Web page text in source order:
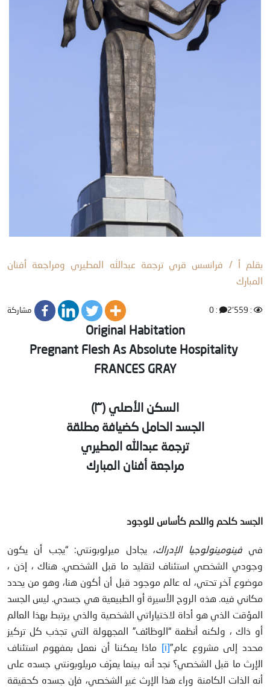
بقلم أ / فرانسس قري ترجمة عبدالله المطيري ومراجعة أفنان
المبارك
: 2٬559 : 0 مشاركة
Original Habitation
Pregnant Flesh As Absolute Hospitality
FRANCES GRAY
السكن الأصلي (٣)
الجسد الحامل كضيافة مطلقة
ترجمة عبدالله المطيري
مراجعة أفنان المبارك
الجسد كلحم واللحم كأساس للوجود
فيفينومينولوجيا الإدراك، يجادل ميرلوبونتي: “يجب أن يكون
وجودي الشخصي استئناف لتقليد ما قبل الشخصي. هناك ، إذن ،
موضوع آخر تحتي، له عالم موجود قبل أن أكون هنا، وهو من يحدد
مكاني فيه. هذه الروح الأسيرة أو الطبيعية هي جسدي. ليس الجسد
المؤقت الذي هو أداة لاختياراتي الشخصية والذي يرتبط بهذا العالم
أو ذاك ، ولكنه أنظمة “الوظائف” المجهولة التي تجذب كل تركيز
محدد إلى مشروع عام.”[i]
ماذا يمكننا أن نعمل بمفهوم استئناف
الإرث ما قبل الشخصي؟ نجد أنه بينما يعرّف مريلوبونتي جسده على
أنه الذات الكامنة وراء هذا الإرث غير الشخصي، فإن جسده كحقيقة